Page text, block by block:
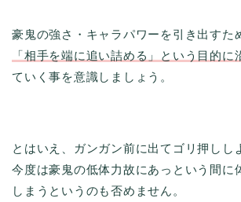
豪鬼の強さ・キャラパワーを引き出すた
「相手を端に追い詰める」という目的に
ていく事を意識しましょう。
とはいえ、ガンガン前に出てゴリ押しし
今度は豪鬼の低体力故にあっという間に
しまうというのも否めません。